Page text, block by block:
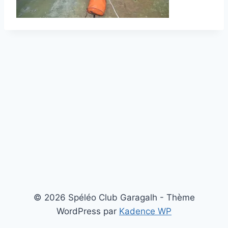
© 2026 Spéléo Club Garagalh - Thème
WordPress par Kadence WP